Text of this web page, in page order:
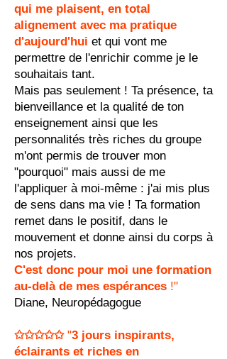
qui me plaisent, en total
alignement avec ma pratique
d'aujourd'hui et qui vont me
permettre de l'enrichir comme je le
souhaitais tant.
Mais pas seulement ! Ta présence, ta
bienveillance et la qualité de ton
enseignement ainsi que les
personnalités très riches du groupe
m'ont permis de trouver mon
"pourquoi" mais aussi de me
l'appliquer à moi-même : j'ai mis plus
de sens dans ma vie ! Ta formation
remet dans le positif, dans le
mouvement et donne ainsi du corps à
nos projets.
C'est donc pour moi une formation
au-delà de mes espérances !"
Diane, Neuropédagogue
✩✩✩✩✩ "3 jours inspirants,
éclairants et riches en